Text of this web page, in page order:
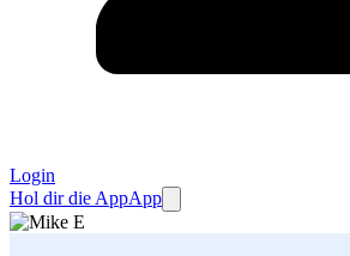
Login
Hol dir die AppApp